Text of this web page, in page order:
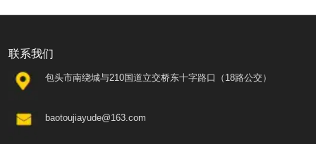
联系我们
包头市南绕城与210国道立交桥东十字路口（18路公交）
baotoujiayude@163.com